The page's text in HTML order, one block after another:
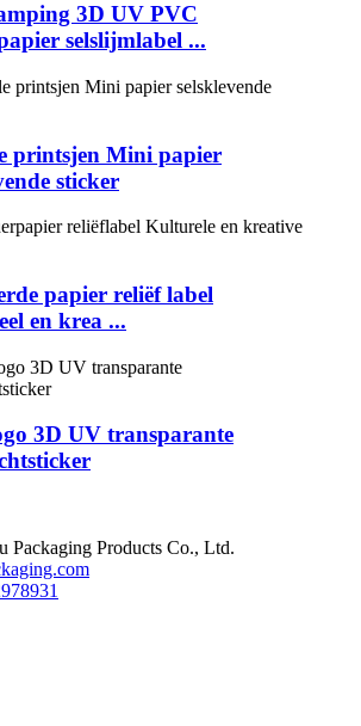
3D UV PVC
selslijmlabel ...
printsjen Mini papier
sticker
papier reliëf label
en krea ...
3D UV transparante
Packaging Products Co., Ltd.